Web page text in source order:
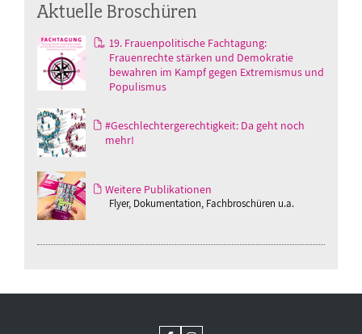
Aktuelle Broschüren
19. Frauenpolitische Fachtagung:
Frauenrechte stärken und Demokratie
bewahren im Kampf gegen Extremismus und
Populismus
#Geschlechtergerechtigkeit: Da geht noch
mehr!
Weitere Publikationen
Flyer, Dokumentation, Fachbroschüren u.a.